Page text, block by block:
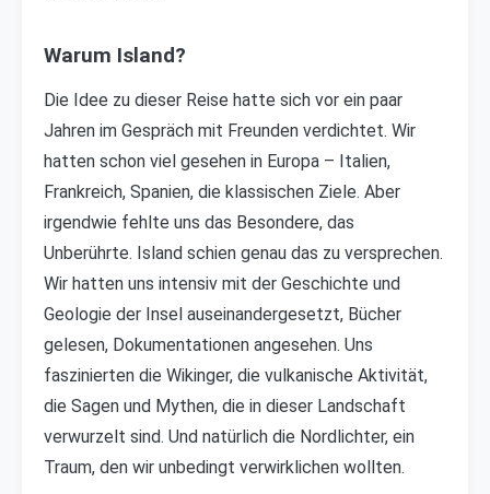
Warum Island?
Die Idee zu dieser Reise hatte sich vor ein paar
Jahren im Gespräch mit Freunden verdichtet. Wir
hatten schon viel gesehen in Europa – Italien,
Frankreich, Spanien, die klassischen Ziele. Aber
irgendwie fehlte uns das Besondere, das
Unberührte. Island schien genau das zu versprechen.
Wir hatten uns intensiv mit der Geschichte und
Geologie der Insel auseinandergesetzt, Bücher
gelesen, Dokumentationen angesehen. Uns
faszinierten die Wikinger, die vulkanische Aktivität,
die Sagen und Mythen, die in dieser Landschaft
verwurzelt sind. Und natürlich die Nordlichter, ein
Traum, den wir unbedingt verwirklichen wollten.